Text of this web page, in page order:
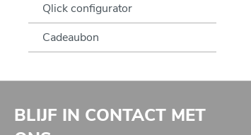
Qlick configurator
Cadeaubon
BLIJF IN CONTACT MET